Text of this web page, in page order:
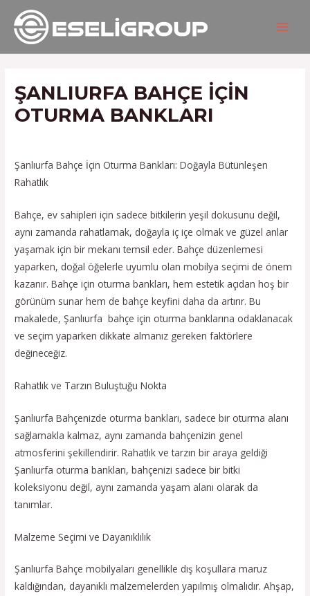
İçeriğe
atla
ŞANLIURFA BAHÇE IÇIN
OTURMA BANKLARI
Şanlıurfa Bahçe İçin Oturma Bankları: Doğayla Bütünleşen
Rahatlık
Bahçe, ev sahipleri için sadece bitkilerin yeşil dokusunu değil,
aynı zamanda rahatlamak, doğayla iç içe olmak ve güzel anlar
yaşamak için bir mekanı temsil eder. Bahçe düzenlemesi
yaparken, doğal öğelerle uyumlu olan mobilya seçimi de önem
kazanır. Bahçe için oturma bankları, hem estetik açıdan hoş bir
görünüm sunar hem de bahçe keyfini daha da artırır. Bu
makalede, Şanlıurfa bahçe için oturma banklarına odaklanacak
ve seçim yaparken dikkate almanız gereken faktörlere
değineceğiz.
Rahatlık ve Tarzın Buluştuğu Nokta
Şanlıurfa Bahçenizde oturma bankları, sadece bir oturma alanı
sağlamakla kalmaz, aynı zamanda bahçenizin genel
atmosferini şekillendirir. Rahatlık ve tarzın bir araya geldiği
Şanlıurfa oturma bankları, bahçenizi sadece bir bitki
koleksiyonu değil, aynı zamanda yaşam alanı olarak da
tanımlar.
Malzeme Seçimi ve Dayanıklılık
Şanlıurfa Bahçe mobilyaları genellikle dış koşullara maruz
kaldığından, dayanıklı malzemelerden yapılmış olmalıdır. Ahşap,
Yazı
gezinmesi